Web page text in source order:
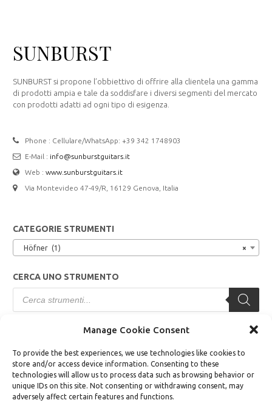
Manage Cookie Consent
To provide the best experiences, we use technologies like cookies to
store and/or access device information. Consenting to these
technologies will allow us to process data such as browsing behavior or
unique IDs on this site. Not consenting or withdrawing consent, may
adversely affect certain features and functions.
SUNBURST
SUNBURST si propone l’obbiettivo di offrire alla clientela una gamma
di prodotti ampia e tale da soddisfare i diversi segmenti del mercato
con prodotti adatti ad ogni tipo di esigenza.
Phone : Cellulare/WhatsApp: +39 342 1748903
E-Mail : info@sunburstguitars.it
Web :www.sunburstguitars.it
Via Montevideo 47-49/R, 16129 Genova, Italia
CATEGORIE STRUMENTI
×
Höfner (1)
CERCA UNO STRUMENTO
Products
search
TERMINI E CONDIZIONI
Modalità di Vendita
Modalità di Pagamento